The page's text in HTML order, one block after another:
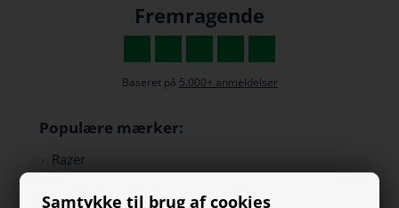
Samtykke til brug af cookies
Fremragende
Baseret på 5.000+ anmeldelser
Populære mærker:
Razer
SteelSeries